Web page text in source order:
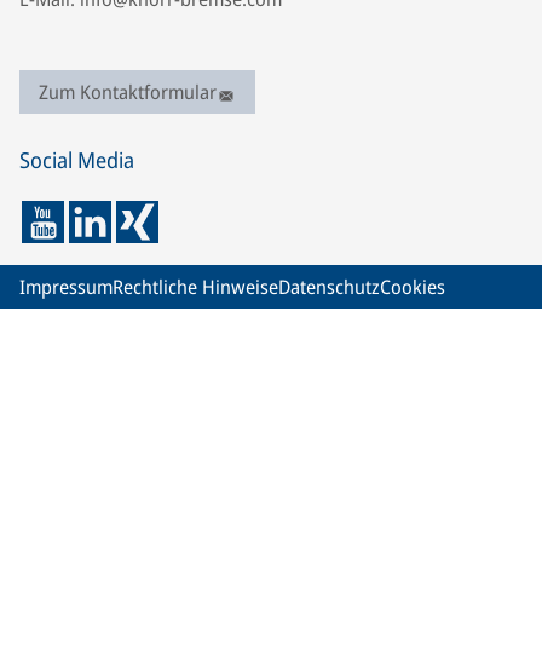
Zum Kontaktformular
Social Media
ImpressumRechtliche HinweiseDatenschutzCookies